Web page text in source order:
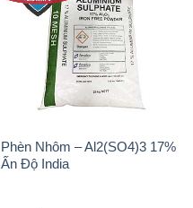
Phèn Nhôm – Al2(SO4)3 17%
Ấn Độ India